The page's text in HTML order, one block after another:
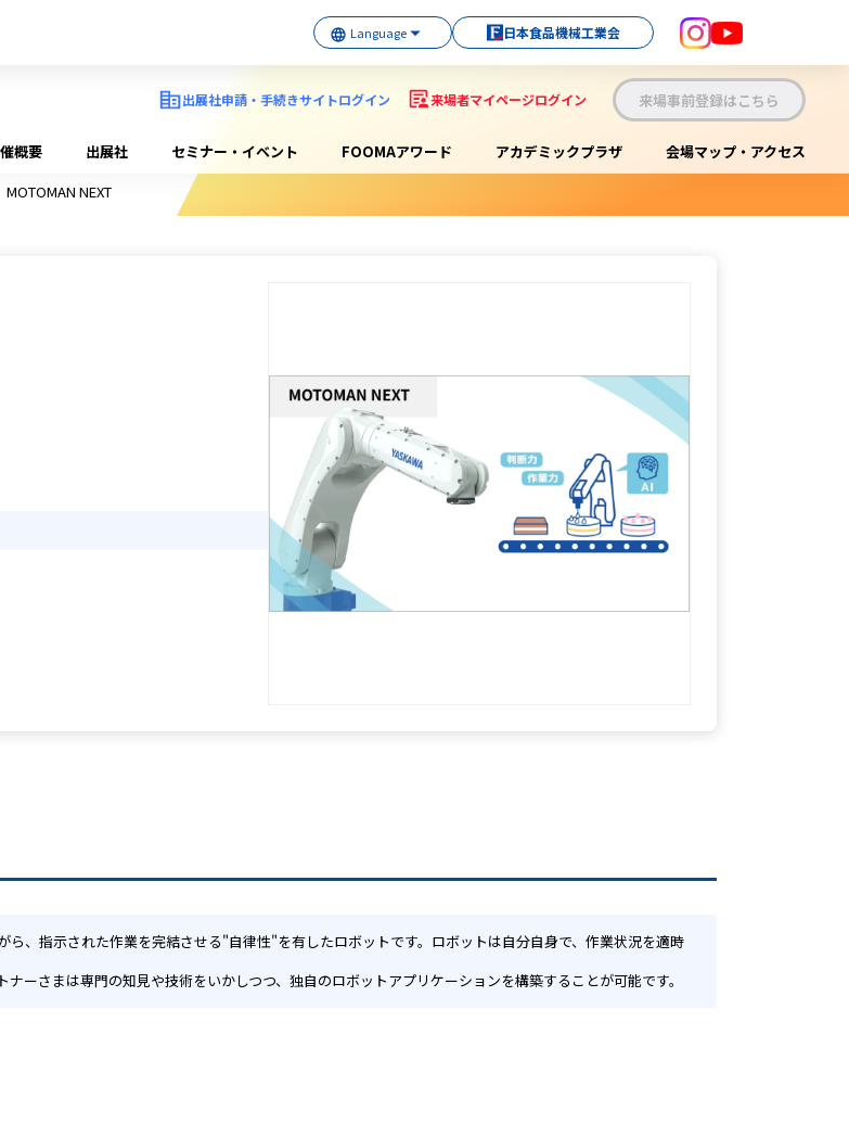
日本食品機械工業会
出展社申請・手続きサイトログイン 来場者マイページログイン 来場事前登録はこちら
概要 出展社 セミナー・イベント FOOMAアワード アカデミックプラザ
会場マップ・アクセス
NEXT
ーさまは専門の知見や技術をいかしつつ、独自のロボットアプリケーションを構築することが可能です。